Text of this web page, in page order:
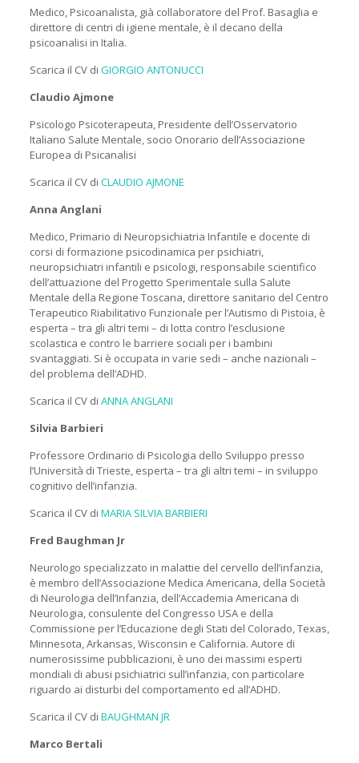
Medico, Psicoanalista, già collaboratore del Prof. Basaglia e
direttore di centri di igiene mentale, è il decano della
psicoanalisi in Italia.
Scarica il CV di GIORGIO ANTONUCCI
Claudio Ajmone
Psicologo Psicoterapeuta, Presidente dell’Osservatorio
Italiano Salute Mentale, socio Onorario dell’Associazione
Europea di Psicanalisi
Scarica il CV di CLAUDIO AJMONE
Anna Anglani
Medico, Primario di Neuropsichiatria Infantile e docente di
corsi di formazione psicodinamica per psichiatri,
neuropsichiatri infantili e psicologi, responsabile scientifico
dell’attuazione del Progetto Sperimentale sulla Salute
Mentale della Regione Toscana, direttore sanitario del Centro
Terapeutico Riabilitativo Funzionale per l’Autismo di Pistoia, è
esperta – tra gli altri temi – di lotta contro l’esclusione
scolastica e contro le barriere sociali per i bambini
svantaggiati. Si è occupata in varie sedi – anche nazionali –
del problema dell’ADHD.
Scarica il CV di ANNA ANGLANI
Silvia Barbieri
Professore Ordinario di Psicologia dello Sviluppo presso
l’Università di Trieste, esperta – tra gli altri temi – in sviluppo
cognitivo dell’infanzia.
Scarica il CV di MARIA SILVIA BARBIERI
Fred Baughman Jr
Neurologo specializzato in malattie del cervello dell’infanzia,
è membro dell’Associazione Medica Americana, della Società
di Neurologia dell’Infanzia, dell’Accademia Americana di
Neurologia, consulente del Congresso USA e della
Commissione per l’Educazione degli Stati del Colorado, Texas,
Minnesota, Arkansas, Wisconsin e California. Autore di
numerosissime pubblicazioni, è uno dei massimi esperti
mondiali di abusi psichiatrici sull’infanzia, con particolare
riguardo ai disturbi del comportamento ed all’ADHD.
Scarica il CV di BAUGHMAN JR
Marco Bertali